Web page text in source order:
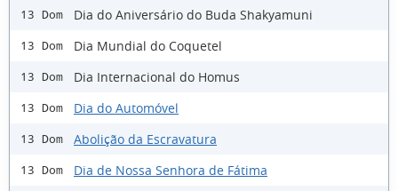
13 Dom Dia do Aniversário do Buda Shakyamuni
13 Dom Dia Mundial do Coquetel
13 Dom Dia Internacional do Homus
13 Dom Dia do Automóvel
13 Dom Abolição da Escravatura
13 Dom Dia de Nossa Senhora de Fátima